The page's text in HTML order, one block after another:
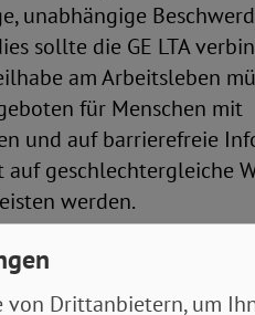
unabhängige
sollte die GE LTA
am Arbeitsleben
für Menschen mit
und auf barrierefreie
geschlechtergleiche
werden.
und ihre Verbände in
einbezogen
von Drittanbietern, um